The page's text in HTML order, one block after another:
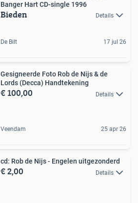
Banger Hart CD-single 1996
Bieden Details
De Bilt 17 jul 26
Gesigneerde Foto Rob de Nijs & de
Lords (Decca) Handtekening
€ 100,00 Details
Veendam 25 apr 26
cd: Rob de Nijs - Engelen uitgezonderd
€ 2,00 Details